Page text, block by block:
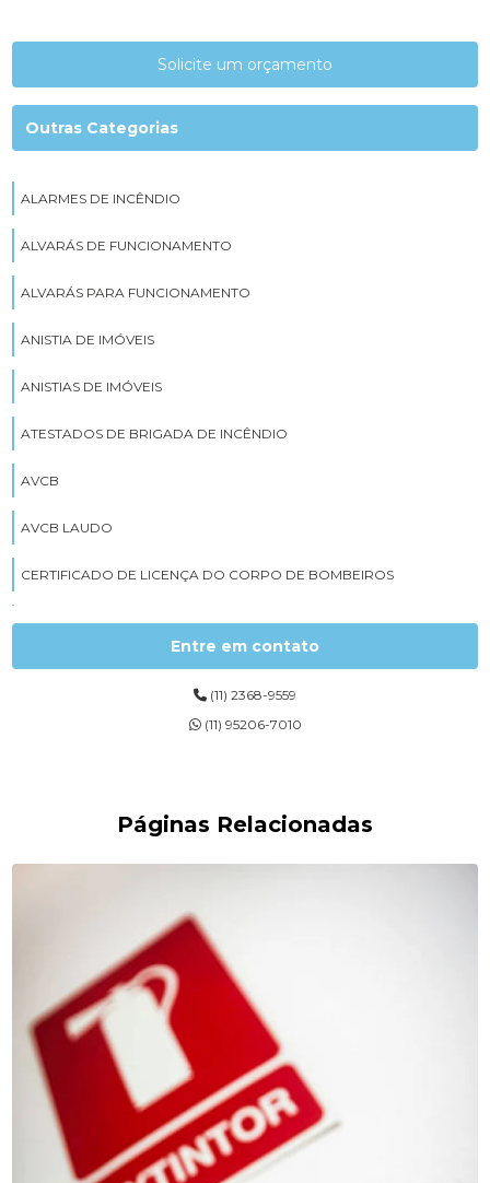
Solicite um orçamento
Outras Categorias
ALARMES DE INCÊNDIO
ALVARÁS DE FUNCIONAMENTO
ALVARÁS PARA FUNCIONAMENTO
ANISTIA DE IMÓVEIS
ANISTIAS DE IMÓVEIS
ATESTADOS DE BRIGADA DE INCÊNDIO
AVCB
AVCB LAUDO
CERTIFICADO DE LICENÇA DO CORPO DE BOMBEIROS
CURSOS DE BRIGADISTAS
DETECTORES DE FUMAÇA
INSPEÇÕES DE COMPRESSORES
INSPEÇÕES DO CORPO DE BOMBEIROS
INSPEÇÕES PREDIAIS
INSTALAÇÃO CONTRA INCÊNDIO
CONDOMÍNIO
Entre em contato
(11) 2368-9559
(11) 95206-7010
Páginas Relacionadas